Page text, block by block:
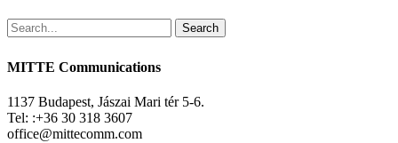
Search
MITTE Communications
1137 Budapest, Jászai Mari tér 5-6.
Tel: :+36 30 318 3607
office@mittecomm.com